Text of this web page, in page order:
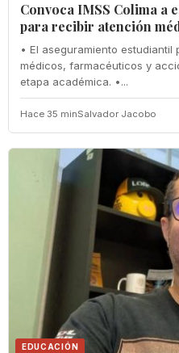
Convoca IMSS Colima a
para recibir atención
• El aseguramiento
médicos, farmacéuticos y
etapa académica. •...
Hace 35 minSalvador Jacobo
EDUCACIÓN